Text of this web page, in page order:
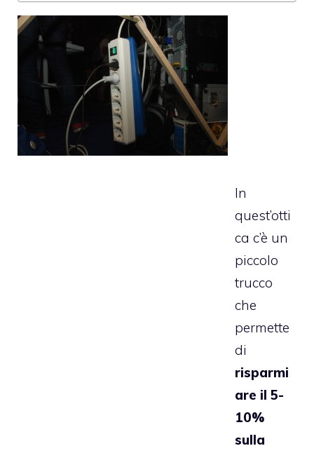
In
quest’otti
ca c’è un
piccolo
trucco
che
permette
di
risparmi
are il 5-
10%
sulla